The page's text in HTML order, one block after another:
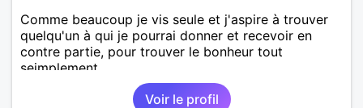
Comme beaucoup je vis seule et j'aspire à trouver
quelqu'un à qui je pourrai donner et recevoir en
contre partie, pour trouver le bonheur tout
seimplement.
Voir le profil